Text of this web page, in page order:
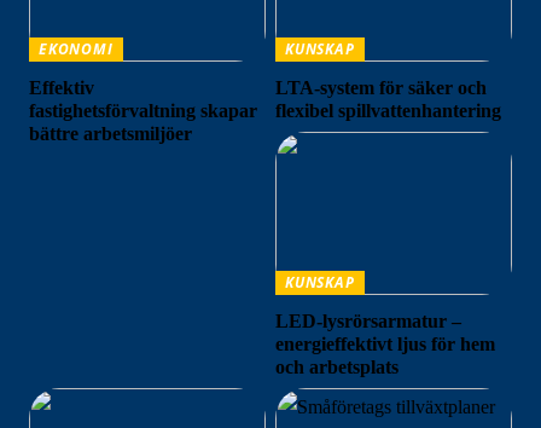
EKONOMI
Effektiv
fastighetsförvaltning skapar
bättre arbetsmiljöer
KUNSKAP
LTA-system för säker och
flexibel spillvattenhantering
KUNSKAP
LED-lysrörsarmatur –
energieffektivt ljus för hem
och arbetsplats